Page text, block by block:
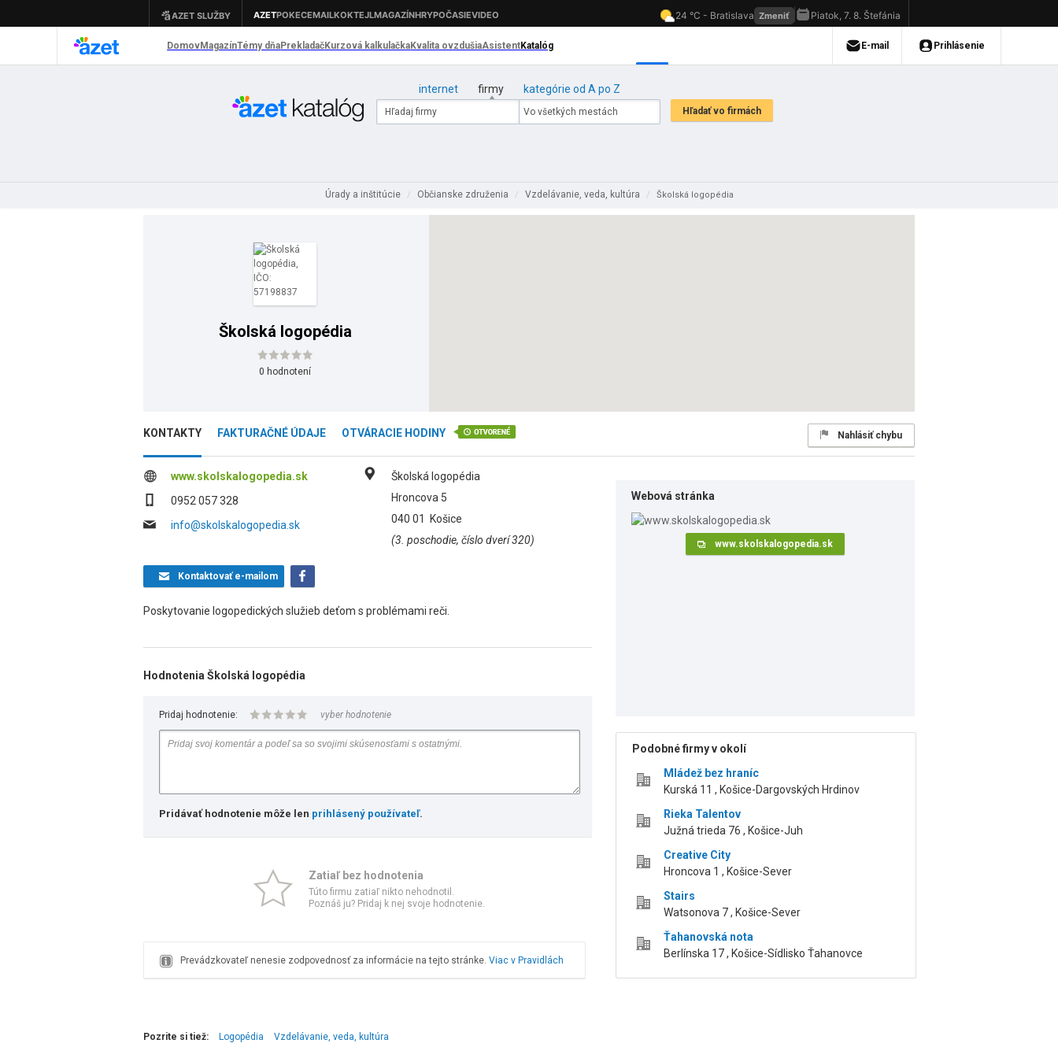
internet firmy kategórie od A po Z
Úrady a inštitúcie / Občianske združenia / Vzdelávanie, veda, kultúra / Školská logopédia
Školská logopédia
0 hodnotení
KONTAKTY FAKTURAČNÉ ÚDAJE OTVÁRACIE HODINY Nahlásiť chybu
www.skolskalogopedia.sk
0952 057 328
info@skolskalogopedia.sk
Školská logopédia
Hroncova 5
040 01
Košice
(3. poschodie, číslo dverí 320)
Kontaktovaťe-mailom
Poskytovanie logopedických služieb deťom s problémami reči.
Hodnotenia Školská logopédia
Pridaj hodnotenie: vyber hodnotenie
Pridávať hodnotenie môže len prihlásený používateľ.
Zatiaľ bez hodnotenia
Túto firmu zatiaľ nikto nehodnotil.
Poznáš ju? Pridaj k nej svoje hodnotenie.
Prevádzkovateľ nenesie zodpovednosť za informácie na tejto stránke. Viac v Pravidlách
Webová stránka
www.skolskalogopedia.sk
Podobné firmy v okolí
Mládež bez hraníc
Kurská 11 , Košice-Dargovských Hrdinov
Rieka Talentov
Južná trieda 76 , Košice-Juh
Creative City
Hroncova 1 , Košice-Sever
Stairs
Watsonova 7 , Košice-Sever
Ťahanovská nota
Berlínska 17 , Košice-Sídlisko Ťahanovce
Pozrite si tiež: Logopédia Vzdelávanie, veda, kultúra